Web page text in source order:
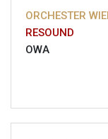
ORCHESTER
RESOUND
OWA